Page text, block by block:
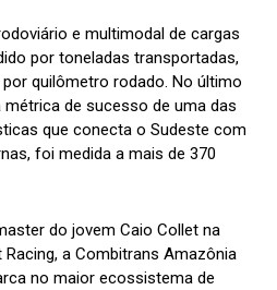
e multimodal de cargas
por toneladas transportadas,
quilômetro rodado. No último
de sucesso de uma das
que conecta o Sudeste com
foi medida a mais de 370
do jovem Caio Collet na
a Combitrans Amazônia
no maior ecossistema de